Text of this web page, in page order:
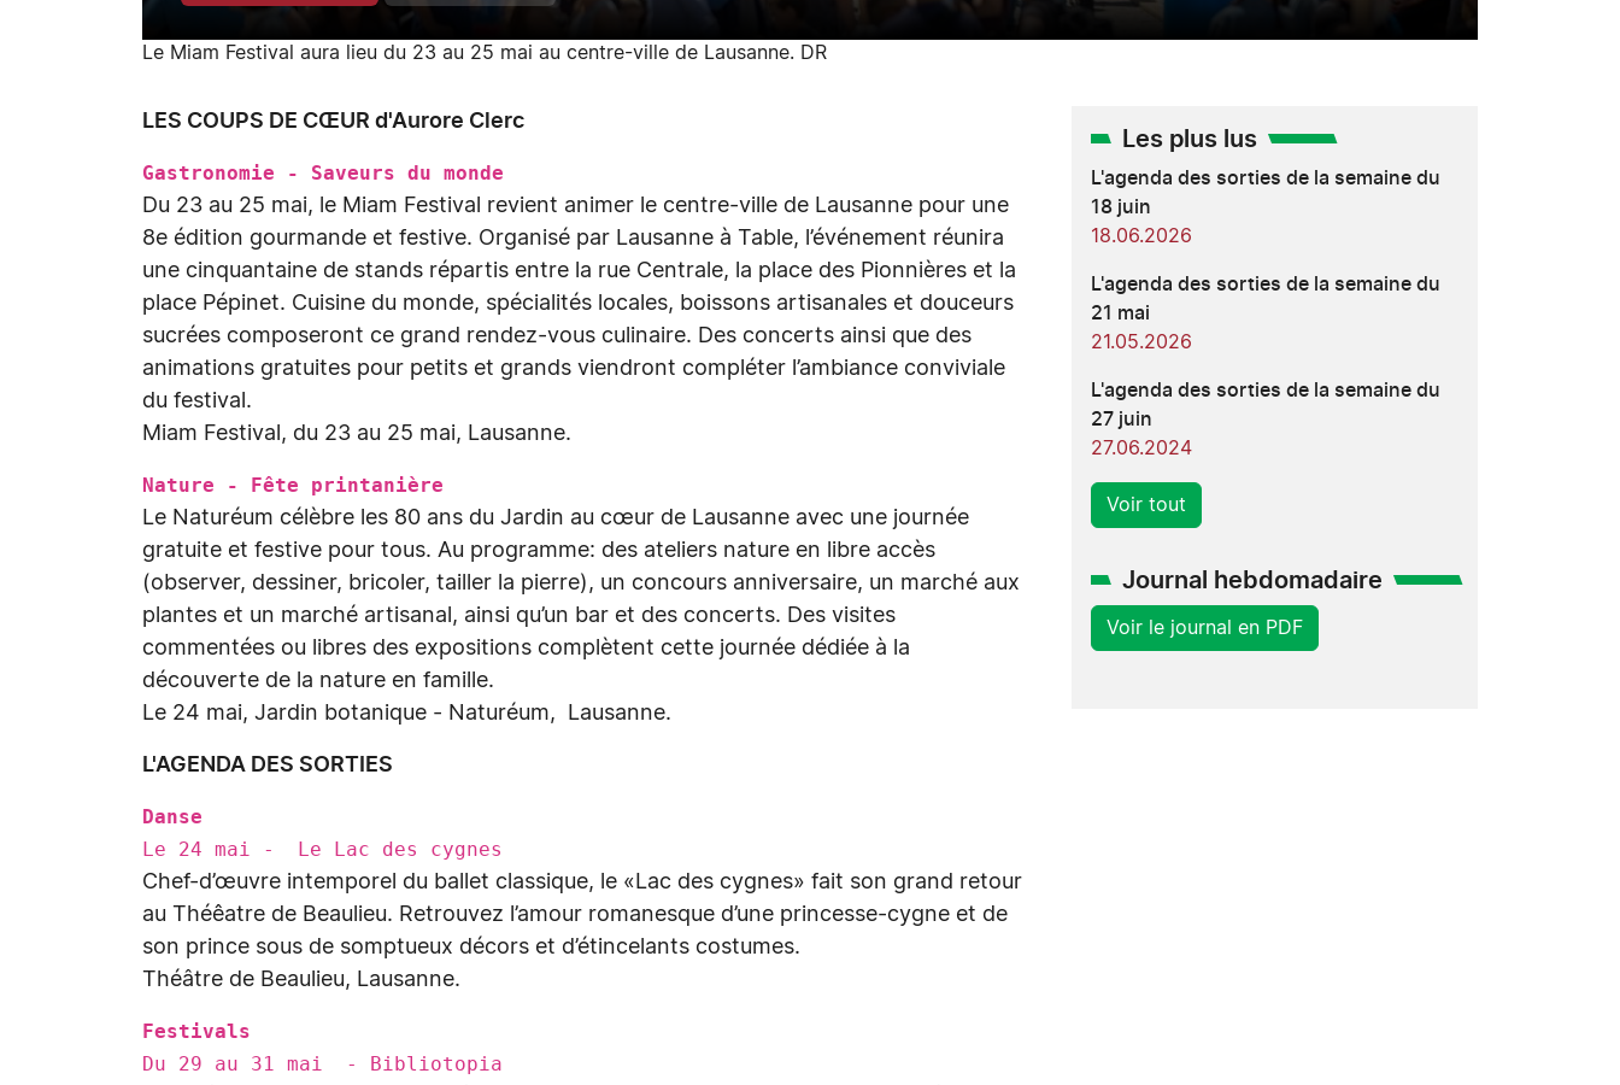
Le Miam Festival aura lieu du 23 au 25 mai au centre-ville de Lausanne. DR
LES COUPS DE CŒUR d'Aurore Clerc
Gastronomie - Saveurs du monde
Du 23 au 25 mai, le Miam Festival revient animer le centre-ville de Lausanne pour une
8e édition gourmande et festive. Organisé par Lausanne à Table, l’événement réunira
une cinquantaine de stands répartis entre la rue Centrale, la place des Pionnières et la
place Pépinet. Cuisine du monde, spécialités locales, boissons artisanales et douceurs
sucrées composeront ce grand rendez-vous culinaire. Des concerts ainsi que des
animations gratuites pour petits et grands viendront compléter l’ambiance conviviale
du festival.
Miam Festival, du 23 au 25 mai, Lausanne.
Nature - Fête printanière
Le Naturéum célèbre les 80 ans du Jardin au cœur de Lausanne avec une journée
gratuite et festive pour tous. Au programme: des ateliers nature en libre accès
(observer, dessiner, bricoler, tailler la pierre), un concours anniversaire, un marché aux
plantes et un marché artisanal, ainsi qu’un bar et des concerts. Des visites
commentées ou libres des expositions complètent cette journée dédiée à la
découverte de la nature en famille.
Le 24 mai, Jardin botanique - Naturéum, Lausanne.
L'AGENDA DES SORTIES
Danse
Le 24 mai - Le Lac des cygnes
Chef-d’œuvre intemporel du ballet classique, le «Lac des cygnes» fait son grand retour
au Théêatre de Beaulieu. Retrouvez l’amour romanesque d’une princesse-cygne et de
son prince sous de somptueux décors et d’étincelants costumes.
Théâtre de Beaulieu, Lausanne.
Festivals
Du 29 au 31 mai - Bibliotopia
Les plus lus
L'agenda des sorties de la semaine du
18 juin
18.06.2026
L'agenda des sorties de la semaine du
21 mai
21.05.2026
L'agenda des sorties de la semaine du
27 juin
27.06.2024
Voir tout
Journal hebdomadaire
Voir le journal en PDF